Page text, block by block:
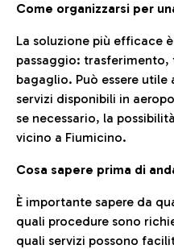
Come organizzarsi per
La soluzione più efficace
passaggio:
bagaglio. Può essere
servizi disponibili in
se necessario, la
vicino a Fiumicino.
Cosa sapere prima di
È importante sapere da
quali procedure sono
quali servizi possono